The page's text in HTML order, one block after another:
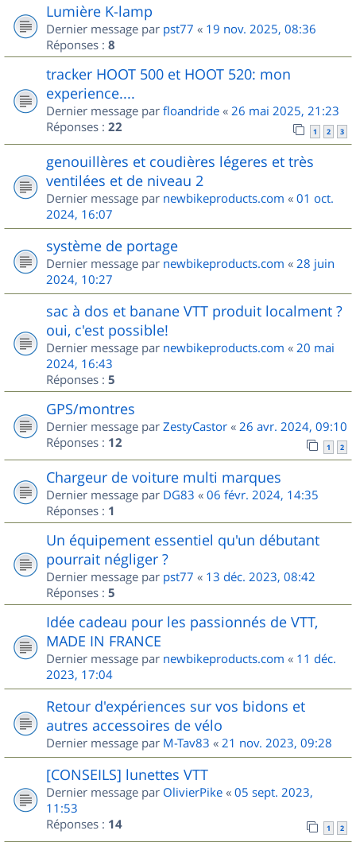
Lumière K-lamp
Dernier message par pst77 « 19 nov. 2025, 08:36
Réponses : 8
tracker HOOT 500 et HOOT 520: mon
experience....
Dernier message par floandride « 26 mai 2025, 21:23
Réponses : 22 1 2 3
genouillères et coudières légeres et très
ventilées et de niveau 2
Dernier message par newbikeproducts.com « 01 oct.
2024, 16:07
système de portage
Dernier message par newbikeproducts.com « 28 juin
2024, 10:27
sac à dos et banane VTT produit localment ?
oui, c'est possible!
Dernier message par newbikeproducts.com « 20 mai
2024, 16:43
Réponses : 5
GPS/montres
Dernier message par ZestyCastor « 26 avr. 2024, 09:10
Réponses : 12 1 2
Chargeur de voiture multi marques
Dernier message par DG83 « 06 févr. 2024, 14:35
Réponses : 1
Un équipement essentiel qu'un débutant
pourrait négliger ?
Dernier message par pst77 « 13 déc. 2023, 08:42
Réponses : 5
Idée cadeau pour les passionnés de VTT,
MADE IN FRANCE
Dernier message par newbikeproducts.com « 11 déc.
2023, 17:04
Retour d'expériences sur vos bidons et
autres accessoires de vélo
Dernier message par M-Tav83 « 21 nov. 2023, 09:28
[CONSEILS] lunettes VTT
Dernier message par OlivierPike « 05 sept. 2023,
11:53
Réponses : 14 1 2